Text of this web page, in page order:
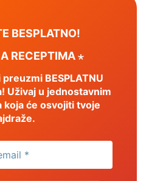
BESPLATNO!
RECEPTIMA ⋆
BESPLATNU
Uživaj u jednostavnim
koja će osvojiti tvoje